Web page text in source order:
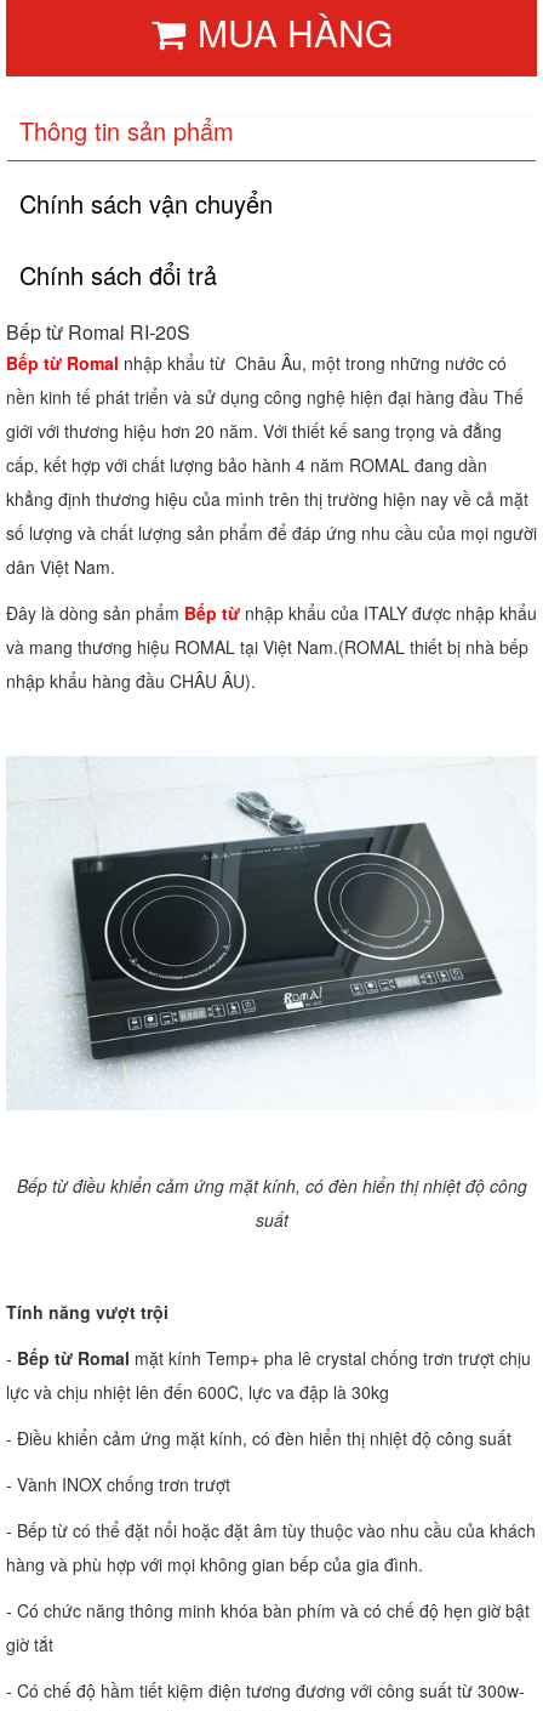
MUA HÀNG
Thông tin sản phẩm
Chính sách vận chuyển
Chính sách đổi trả
Bếp từ Romal RI-20S
Bếp từ Romal nhập khẩu từ Châu Âu, một trong những nước có
nền kinh tế phát triển và sử dụng công nghệ hiện đại hàng đầu Thế
giới với thương hiệu hơn 20 năm. Với thiết kế sang trọng và đẳng
cấp, kết hợp với chất lượng bảo hành 4 năm ROMAL đang dần
khẳng định thương hiệu của mình trên thị trường hiện nay về cả mặt
số lượng và chất lượng sản phẩm để đáp ứng nhu cầu của mọi người
dân Việt Nam.
Đây là dòng sản phẩm Bếp từ nhập khẩu của ITALY được nhập khẩu
và mang thương hiệu ROMAL tại Việt Nam.(ROMAL thiết bị nhà bếp
nhập khẩu hàng đầu CHÂU ÂU).
Bếp từ điều khiển cảm ứng mặt kính, có đèn hiển thị nhiệt độ công
suất
Tính năng vượt trội
- Bếp từ Romal mặt kính Temp+ pha lê crystal chống trơn trượt chịu
lực và chịu nhiệt lên đến 600C, lực va đập là 30kg
- Điều khiển cảm ứng mặt kính, có đèn hiển thị nhiệt độ công suất
- Vành INOX chống trơn trượt
- Bếp từ có thể đặt nổi hoặc đặt âm tùy thuộc vào nhu cầu của khách
hàng và phù hợp với mọi không gian bếp của gia đình.
- Có chức năng thông minh khóa bàn phím và có chế độ hẹn giờ bật
giờ tắt
- Có chế độ hầm tiết kiệm điện tương đương với công suất từ 300w-